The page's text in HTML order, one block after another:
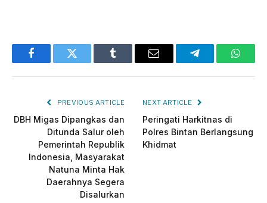
FacebookTwitter Tumblr Email Telegram
PREVIOUS ARTICLE
DBH Migas Dipangkas dan
Ditunda Salur oleh
Pemerintah Republik
Indonesia, Masyarakat
Natuna Minta Hak
Daerahnya Segera
Disalurkan
NEXT ARTICLE
Peringati Harkitnas di
Polres Bintan Berlangsung
Khidmat